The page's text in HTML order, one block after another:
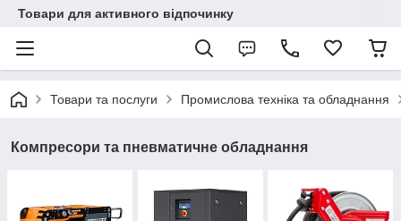
Товари для активного відпочинку
Товари та послуги Промислова техніка та обладнання
Компресори та пневматичне обладнання